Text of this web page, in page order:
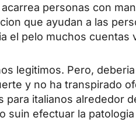
personas con
que ayudan a las
el pelo muchos cuentas
legitimos. Pero,
y no ha transpirado
italianos alrededor
efectuar la